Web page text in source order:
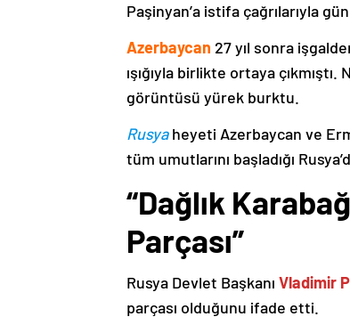
Paşinyan’a istifa çağrılarıyla
Azerbaycan 27 yıl sonra
ışığıyla birlikte ortaya
görüntüsü yürek burktu.
Rusyaheyeti Azerbaycan ve
tüm umutlarını başladığı
“Dağlık
Parçası”
Rusya Devlet Başkanı Vladimir
parçası olduğunu ifade etti.